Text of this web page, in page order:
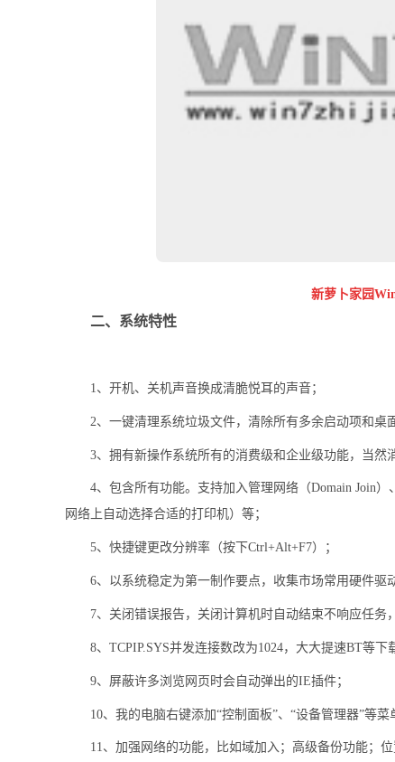
新萝卜家园
二、系统特性
1、开机、关机声音换成清脆悦耳的声音；
2、一键清理系统垃圾文件，清除所有多余启动项和桌
3、拥有新操作系统所有的消费级和企业级功能，当然
4、包含所有功能。支持加入管理网络（Domain Join）
网络上自动选择合适的打印机）等；
5、快捷键更改分辨率（按下Ctrl+Alt+F7）；
6、以系统稳定为第一制作要点，收集市场常用硬件驱
7、关闭错误报告，关闭计算机时自动结束不响应任务
8、 TCPIP.SYS并发连接数改为1024，大大提速BT等下
9、屏蔽许多浏览网页时会自动弹出的IE插件；
10、我的电脑右键添加“控制面板”、“设备管理器”等菜
11、加强网络的功能，比如域加入；高级备份功能；